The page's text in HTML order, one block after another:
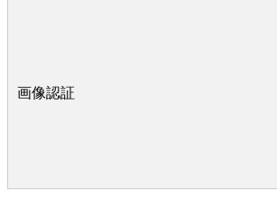
画像認証